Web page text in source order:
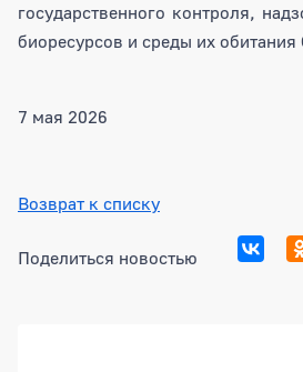
государственного контроля,
биоресурсов и среды их обитания
7 мая 2026
Возврат к списку
Поделиться новостью